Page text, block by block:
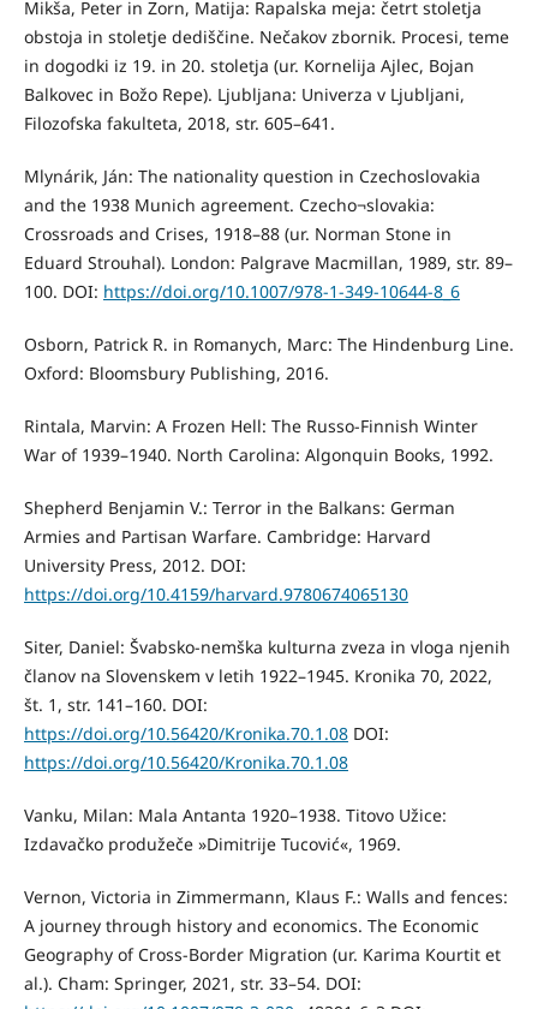
Mikša, Peter in Zorn, Matija: Rapalska meja: četrt stoletja
obstoja in stoletje dediščine. Nečakov zbornik. Procesi, teme
in dogodki iz 19. in 20. stoletja (ur. Kornelija Ajlec, Bojan
Balkovec in Božo Repe). Ljubljana: Univerza v Ljubljani,
Filozofska fakulteta, 2018, str. 605–641.
Mlynárik, Ján: The nationality question in Czechoslovakia
and the 1938 Munich agreement. Czecho¬slovakia:
Crossroads and Crises, 1918–88 (ur. Norman Stone in
Eduard Strouhal). London: Palgrave Macmillan, 1989, str. 89–
100. DOI: https://doi.org/10.1007/978-1-349-10644-8_6
Osborn, Patrick R. in Romanych, Marc: The Hindenburg Line.
Oxford: Bloomsbury Publishing, 2016.
Rintala, Marvin: A Frozen Hell: The Russo-Finnish Winter
War of 1939–1940. North Carolina: Algonquin Books, 1992.
Shepherd Benjamin V.: Terror in the Balkans: German
Armies and Partisan Warfare. Cambridge: Harvard
University Press, 2012. DOI:
https://doi.org/10.4159/harvard.9780674065130
Siter, Daniel: Švabsko-nemška kulturna zveza in vloga njenih
članov na Slovenskem v letih 1922–1945. Kronika 70, 2022,
št. 1, str. 141–160. DOI:
https://doi.org/10.56420/Kronika.70.1.08DOI:
https://doi.org/10.56420/Kronika.70.1.08
Vanku, Milan: Mala Antanta 1920–1938. Titovo Užice:
Izdavačko produžeče »Dimitrije Tucović«, 1969.
Vernon, Victoria in Zimmermann, Klaus F.: Walls and fences:
A journey through history and economics. The Economic
Geography of Cross-Border Migration (ur. Karima Kourtit et
al.). Cham: Springer, 2021, str. 33–54. DOI: